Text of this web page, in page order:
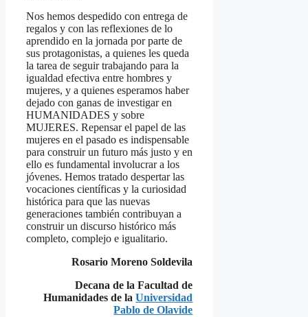
Nos hemos despedido con entrega de
regalos y con las reflexiones de lo
aprendido en la jornada por parte de
sus protagonistas, a quienes les queda
la tarea de seguir trabajando para la
igualdad efectiva entre hombres y
mujeres, y a quienes esperamos haber
dejado con ganas de investigar en
HUMANIDADES y sobre
MUJERES. Repensar el papel de las
mujeres en el pasado es indispensable
para construir un futuro más justo y en
ello es fundamental involucrar a los
jóvenes. Hemos tratado despertar las
vocaciones científicas y la curiosidad
histórica para que las nuevas
generaciones también contribuyan a
construir un discurso histórico más
completo, complejo e igualitario.
Rosario Moreno Soldevila
Decana de la Facultad de
Humanidades de laUniversidad
Pablo de Olavide